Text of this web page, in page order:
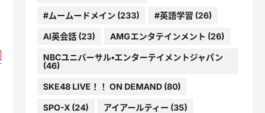
#ムームードメイン (233) #英語学習 (26)
AI英会話(23) AMGエンタテインメント (26)
NBCユニバーサル・エンターテイメントジャパン
(46)
SKE48 LIVE！！ ON DEMAND(80)
SPO-X(24) アイアールティー (35)